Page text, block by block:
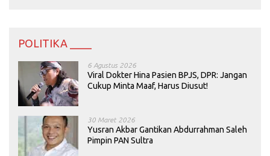
POLITIKA ____
6 Agustus 2026
Viral Dokter Hina Pasien BPJS, DPR: Jangan
Cukup Minta Maaf, Harus Diusut!
30 Maret 2026
Yusran Akbar Gantikan Abdurrahman Saleh
Pimpin PAN Sultra